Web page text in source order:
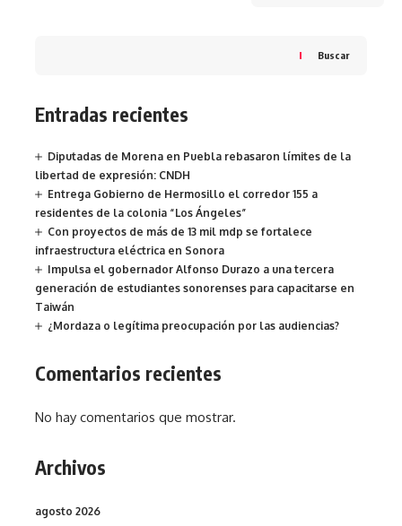
Buscar
Entradas recientes
Diputadas de Morena en Puebla rebasaron límites de la
libertad de expresión: CNDH
Entrega Gobierno de Hermosillo el corredor 155 a
residentes de la colonia “Los Ángeles”
Con proyectos de más de 13 mil mdp se fortalece
infraestructura eléctrica en Sonora
Impulsa el gobernador Alfonso Durazo a una tercera
generación de estudiantes sonorenses para capacitarse en
Taiwán
¿Mordaza o legítima preocupación por las audiencias?
Comentarios recientes
No hay comentarios que mostrar.
Archivos
agosto 2026